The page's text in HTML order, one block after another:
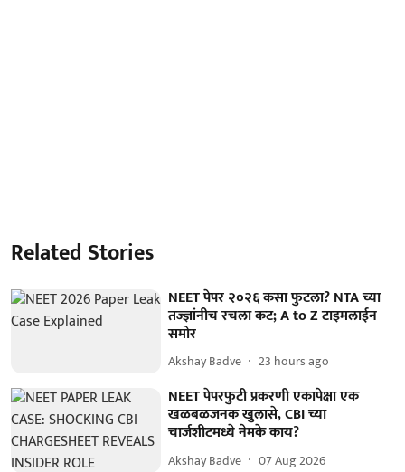
Related Stories
NEET पेपर २०२६ कसा फुटला? NTA च्या
तज्ज्ञांनीच रचला कट; A to Z टाइमलाईन
समोर
Akshay Badve 23 hours ago
NEET पेपरफुटी प्रकरणी एकापेक्षा एक
खळबळजनक खुलासे, CBI च्या
चार्जशीटमध्ये नेमके काय?
Akshay Badve 07 Aug 2026